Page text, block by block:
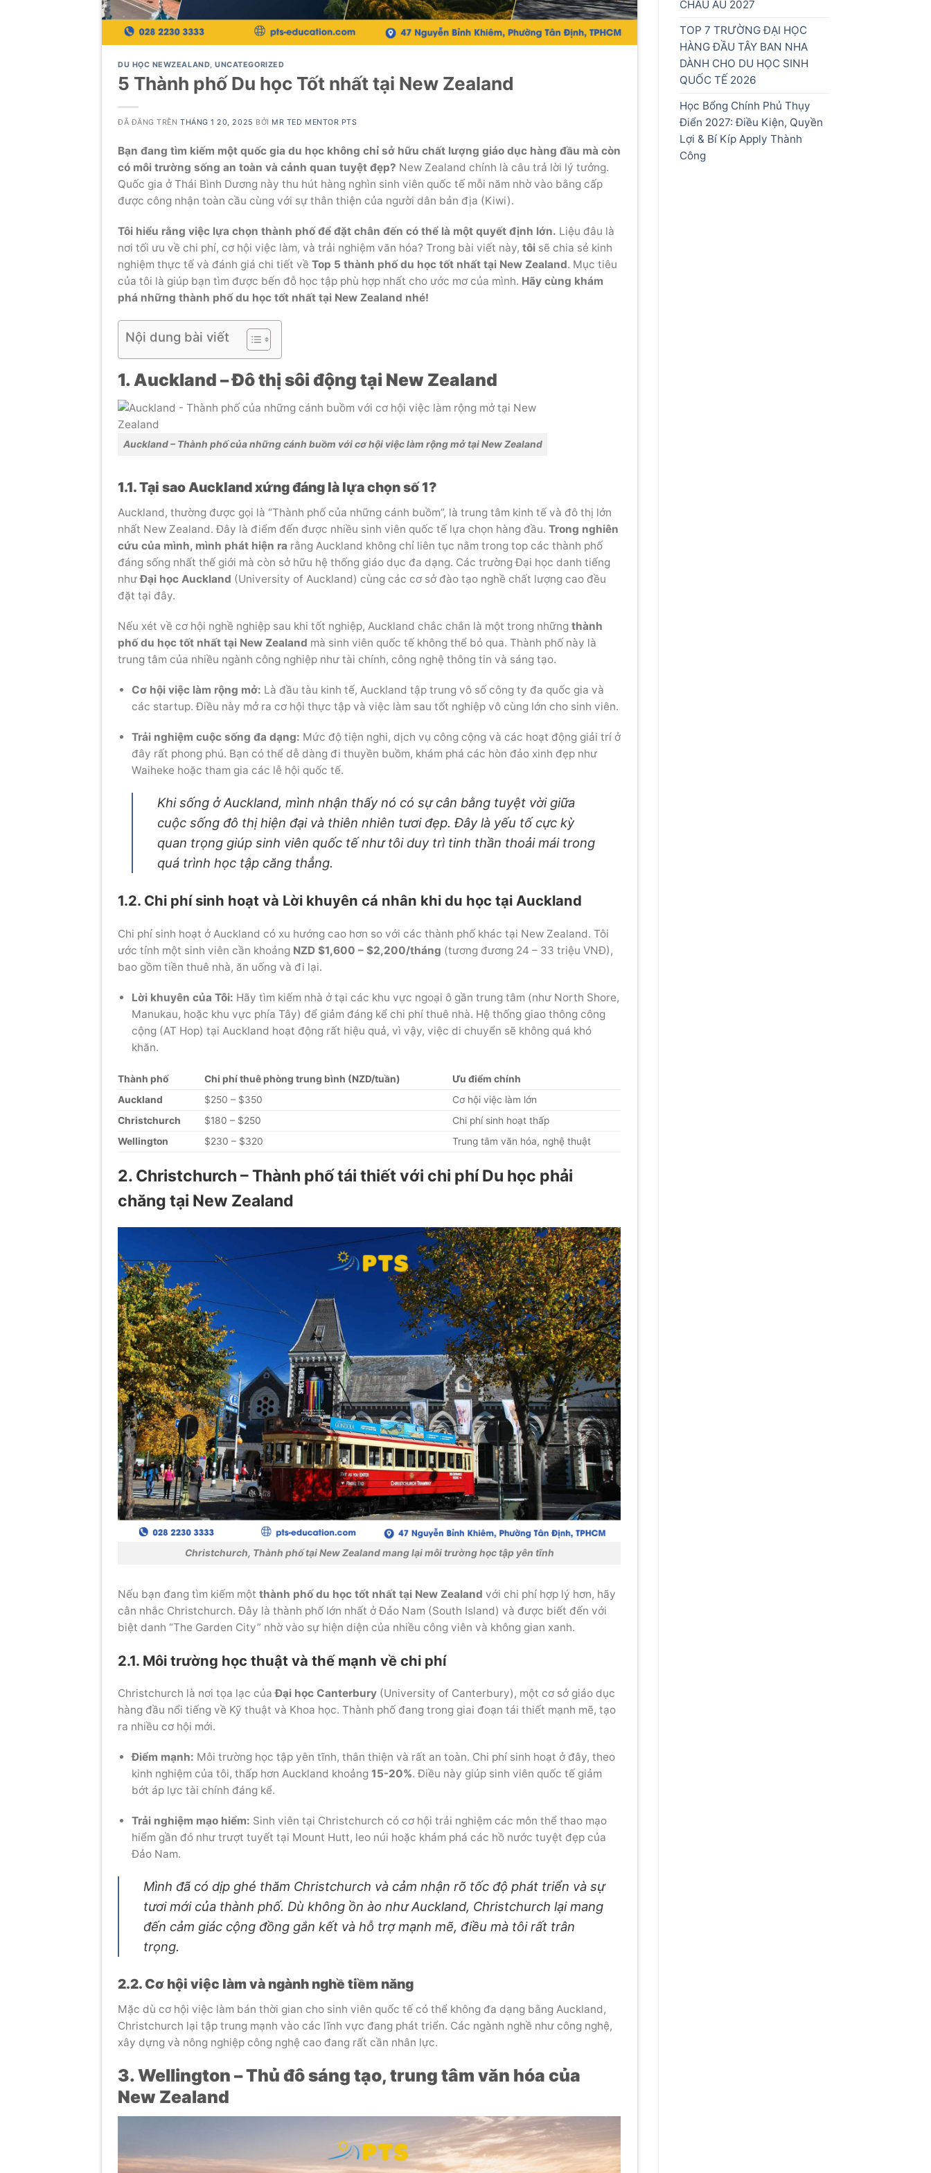
DU HỌC NEWZEALAND,UNCATEGORIZED
5 Thành phố Du học Tốt nhất tại New Zealand
ĐÃ ĐĂNG TRÊNTHÁNG 1 20, 2025 BỞI MR TED MENTOR PTS
Bạn đang tìm kiếm một quốc gia du học không chỉ sở hữu chất lượng giáo dục hàng đầu mà còn
có môi trường sống an toàn và cảnh quan tuyệt đẹp? New Zealand chính là câu trả lời lý tưởng.
Quốc gia ở Thái Bình Dương này thu hút hàng nghìn sinh viên quốc tế mỗi năm nhờ vào bằng cấp
được công nhận toàn cầu cùng với sự thân thiện của người dân bản địa (Kiwi).
Tôi hiểu rằng việc lựa chọn thành phố để đặt chân đến có thể là một quyết định lớn. Liệu đâu là
nơi tối ưu về chi phí, cơ hội việc làm, và trải nghiệm văn hóa? Trong bài viết này,tôi sẽ chia sẻ kinh
nghiệm thực tế và đánh giá chi tiết vềTop 5 thành phố du học tốt nhất tại New Zealand. Mục tiêu
của tôi là giúp bạn tìm được bến đỗ học tập phù hợp nhất cho ước mơ của mình. Hãy cùng khám
phá những thành phố du học tốt nhất tại New Zealand nhé!
Nội dung bài viết
1. Auckland – Đô thị sôi động tại New Zealand
Auckland – Thành phố của những cánh buồm với cơ hội việc làm rộng mở tại New Zealand
1.1. Tại sao Auckland xứng đáng là lựa chọn số 1?
Auckland, thường được gọi là “Thành phố của những cánh buồm”, là trung tâm kinh tế và đô thị lớn
nhất New Zealand. Đây là điểm đến được nhiều sinh viên quốc tế lựa chọn hàng đầu.Trong nghiên
cứu của mình, mình phát hiện ra rằng Auckland không chỉ liên tục nằm trong top các thành phố
đáng sống nhất thế giới mà còn sở hữu hệ thống giáo dục đa dạng. Các trường Đại học danh tiếng
nhưĐại học Auckland (University of Auckland) cùng các cơ sở đào tạo nghề chất lượng cao đều
đặt tại đây.
Nếu xét về cơ hội nghề nghiệp sau khi tốt nghiệp, Auckland chắc chắn là một trong nhữngthành
phố du học tốt nhất tại New Zealand mà sinh viên quốc tế không thể bỏ qua. Thành phố này là
trung tâm của nhiều ngành công nghiệp như tài chính, công nghệ thông tin và sáng tạo.
Cơ hội việc làm rộng mở: Là đầu tàu kinh tế, Auckland tập trung vô số công ty đa quốc gia và
các startup. Điều này mở ra cơ hội thực tập và việc làm sau tốt nghiệp vô cùng lớn cho sinh viên.
Trải nghiệm cuộc sống đa dạng: Mức độ tiện nghi, dịch vụ công cộng và các hoạt động giải trí ở
đây rất phong phú. Bạn có thể dễ dàng đi thuyền buồm, khám phá các hòn đảo xinh đẹp như
Waiheke hoặc tham gia các lễ hội quốc tế.
Khi sống ở Auckland, mình nhận thấy nó có sự cân bằng tuyệt vời giữa
cuộc sống đô thị hiện đại và thiên nhiên tươi đẹp. Đây là yếu tố cực kỳ
quan trọng giúp sinh viên quốc tế như tôi duy trì tinh thần thoải mái trong
quá trình học tập căng thẳng.
1.2. Chi phí sinh hoạt và Lời khuyên cá nhân khi du học tại Auckland
Chi phí sinh hoạt ở Auckland có xu hướng cao hơn so với các thành phố khác tại New Zealand. Tôi
ước tính một sinh viên cần khoảng NZD $1,600 – $2,200/tháng (tương đương 24 – 33 triệu VNĐ),
bao gồm tiền thuê nhà, ăn uống và đi lại.
Lời khuyên của Tôi: Hãy tìm kiếm nhà ở tại các khu vực ngoại ô gần trung tâm (như North Shore,
Manukau, hoặc khu vực phía Tây) để giảm đáng kể chi phí thuê nhà. Hệ thống giao thông công
cộng (AT Hop) tại Auckland hoạt động rất hiệu quả, vì vậy, việc di chuyển sẽ không quá khó
khăn.
Thành phố Chi phí thuê phòng trung bình (NZD/tuần)
Ưu điểm chính
Auckland
$250 – $350
Cơ hội việc làm lớn
Christchurch
$180 – $250
Chi phí sinh hoạt thấp
Wellington
$230 – $320 Trung tâm văn hóa, nghệ thuật
2. Christchurch – Thành phố tái thiết với chi phí Du học phải
chăng tại New Zealand
Christchurch, Thành phố tại New Zealand mang lại môi trường học tập yên tĩnh
Nếu bạn đang tìm kiếm mộtthành phố du học tốt nhất tại New Zealand với chi phí hợp lý hơn, hãy
cân nhắc Christchurch. Đây là thành phố lớn nhất ở Đảo Nam (South Island) và được biết đến với
biệt danh “The Garden City” nhờ vào sự hiện diện của nhiều công viên và không gian xanh.
2.1. Môi trường học thuật và thế mạnh về chi phí
Christchurch là nơi tọa lạc củaĐại học Canterbury (University of Canterbury), một cơ sở giáo dục
hàng đầu nổi tiếng về Kỹ thuật và Khoa học. Thành phố đang trong giai đoạn tái thiết mạnh mẽ, tạo
ra nhiều cơ hội mới.
Điểm mạnh: Môi trường học tập yên tĩnh, thân thiện và rất an toàn. Chi phí sinh hoạt ở đây, theo
kinh nghiệm của tôi, thấp hơn Auckland khoảng 15-20%. Điều này giúp sinh viên quốc tế giảm
bớt áp lực tài chính đáng kể.
Trải nghiệm mạo hiểm: Sinh viên tại Christchurch có cơ hội trải nghiệm các môn thể thao mạo
hiểm gần đó như trượt tuyết tại Mount Hutt, leo núi hoặc khám phá các hồ nước tuyệt đẹp của
Đảo Nam.
Mình đã có dịp ghé thăm Christchurch và cảm nhận rõ tốc độ phát triển và sự
tươi mới của thành phố. Dù không ồn ào như Auckland, Christchurch lại mang
đến cảm giác cộng đồng gắn kết và hỗ trợ mạnh mẽ, điều mà tôi rất trân
trọng.
2.2. Cơ hội việc làm và ngành nghề tiềm năng
Mặc dù cơ hội việc làm bán thời gian cho sinh viên quốc tế có thể không đa dạng bằng Auckland,
Christchurch lại tập trung mạnh vào các lĩnh vực đang phát triển. Các ngành nghề như công nghệ,
xây dựng và nông nghiệp công nghệ cao đang rất cần nhân lực.
3. Wellington – Thủ đô sáng tạo, trung tâm văn hóa của
New Zealand
CHÂU ÂU 2027
TOP 7 TRƯỜNG ĐẠI HỌC
HÀNG ĐẦU TÂY BAN NHA
DÀNH CHO DU HỌC SINH
QUỐC TẾ 2026
Học Bổng Chính Phủ Thụy
Điển 2027: Điều Kiện, Quyền
Lợi & Bí Kíp Apply Thành
Công